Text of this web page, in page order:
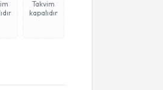
Takvim
kapalıdır